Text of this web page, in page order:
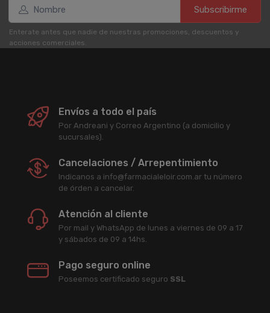
Subscribirme
Enterate antes que nadie de nuestras promociones, descuentos y
acciones comerciales.
Envíos a todo el país
Por Andreani y Correo Argentino (a domicilio y
sucursales).
Cancelaciones / Arrepentimiento
Indicanos a info@farmacialeloir.com.ar tu número
de órden a cancelar.
Atención al cliente
Por mail y WhatsApp de lunes a viernes de 09 a 17
y sábados de 09 a 14hs.
Pago seguro online
Poseemos certificado seguro SSL